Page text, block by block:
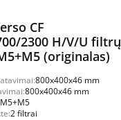
CF
2300 H/V/U filtrų
(originalas)
800x400x46 mm
800x400x46 mm
M5+M5
2 filtrai